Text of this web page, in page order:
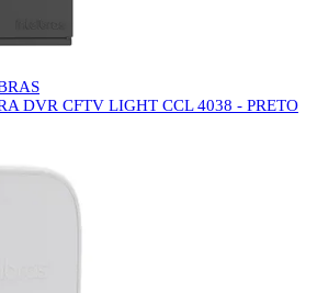
DVR CFTV LIGHT CCL 4038 - PRETO